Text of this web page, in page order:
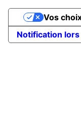
Notification
Vos